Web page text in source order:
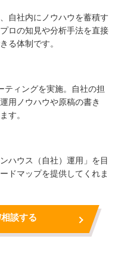
自社内にノウハウを蓄積す
ロの知見や分析手法を直接
る体制です。
ティングを実施。自社の担
用ノウハウや原稿の書き
す。
ハウス（自社）運用」を目
ドマップを提供してくれま
談する